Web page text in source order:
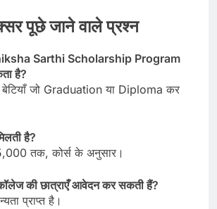
पूछे जाने वाले प्रश्न
Sarthi Scholarship Program
है?
बेटियाँ जो Graduation या Diploma कर
है?
तक, कोर्स के अनुसार।
की छात्राएँ आवेदन कर सकती हैं?
प्राप्त है।